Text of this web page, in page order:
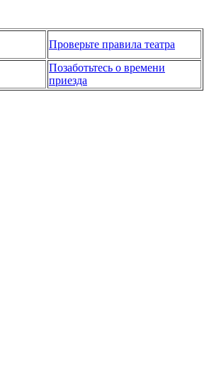
Проверьте правила театра
Позаботьтесь о времени
приезда